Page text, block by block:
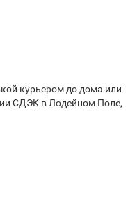
курьером до дома или
СДЭК в Лодейном Поле,